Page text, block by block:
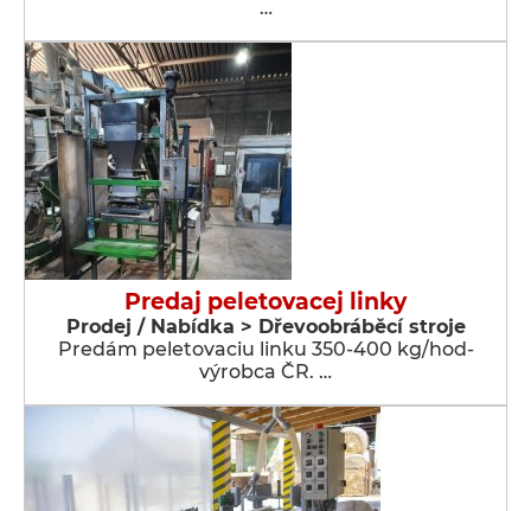
…
Predaj peletovacej linky
Prodej / Nabídka > Dřevoobráběcí stroje
Predám peletovaciu linku 350-400 kg/hod-
výrobca ČR. …